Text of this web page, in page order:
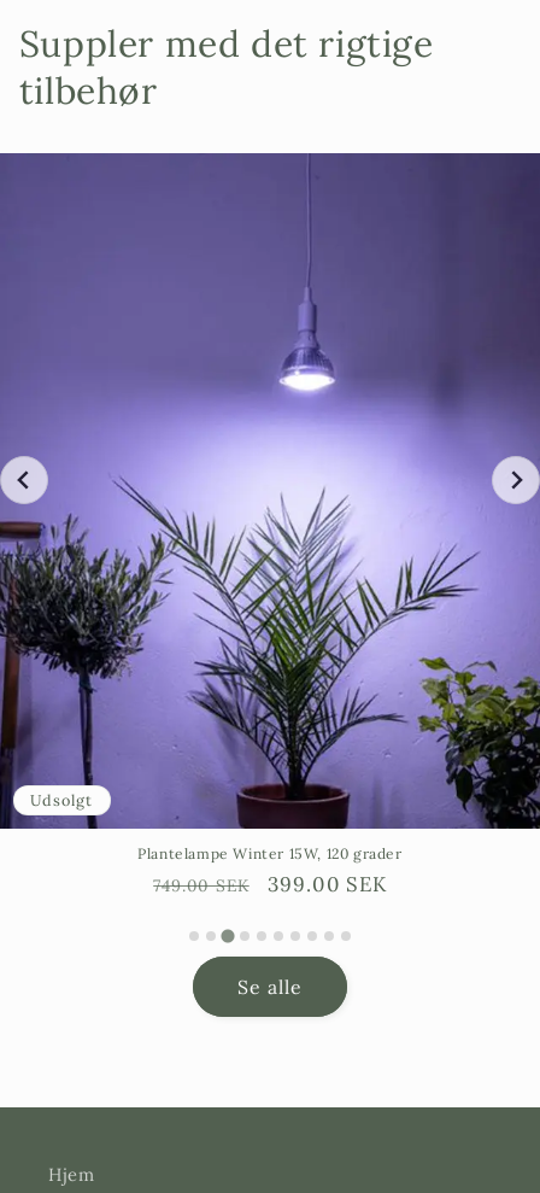
Suppler med det rigtige
tilbehør
Udsolgt
Plantelampe Winter 15W, 120 grader
Ordinarie
749.00 SEK Försäljningspris
399.00 SEK
Se alle
Hjem